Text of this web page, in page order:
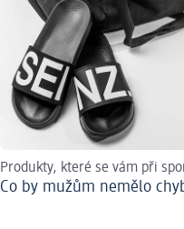
Produkty, které se vám při
Co by mužům nemělo